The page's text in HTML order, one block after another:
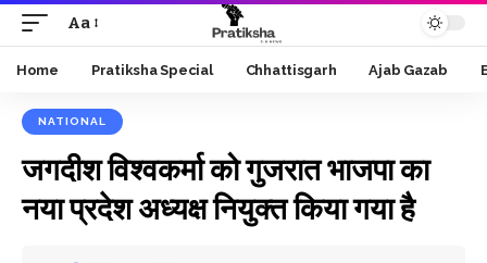
Font
Resizer
Aa
Home Pratiksha Special Chhattisgarh Ajab Gazab
NATIONAL
जगदीश विश्वकर्मा को गुजरात भाजपा का
नया प्रदेश अध्यक्ष नियुक्त किया गया है